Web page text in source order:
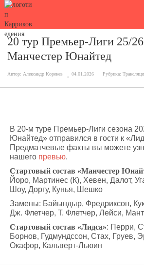
20 тур Премьер-Лиги 25/
Манчестер Юнайтед
Автор: Александр Коренев 04.01.2026 Рубрика:
В 20-м туре Премьер-Лиги сезона
Юнайтед» отправился в гости к
Предматчевые факты вы можете
нашего превью.
Стартовый состав «Манчестер
Йоро, Мартинес (К), Хевен, Далот,
Шоу, Доргу, Кунья, Шешко
Замены: Байындыр, Фредриксон,
Дж. Флетчер, Т. Флетчер, Лейси,
Стартовый состав «Лидса»: Перри,
Борнов, Гудмундссон, Стах, Груев,
Окафор, Кальверт-Льюин